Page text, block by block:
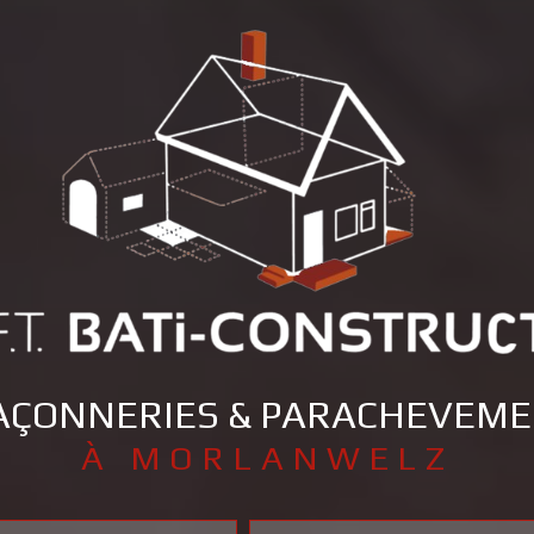
&
À MORLANWELZ